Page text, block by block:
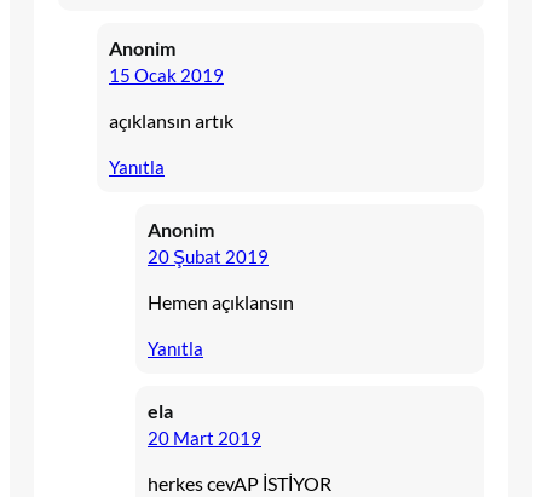
Anonim
15 Ocak 2019
açıklansın artık
Yanıtla
Anonim
20 Şubat 2019
Hemen açıklansın
Yanıtla
ela
20 Mart 2019
herkes cevAP İSTİYOR